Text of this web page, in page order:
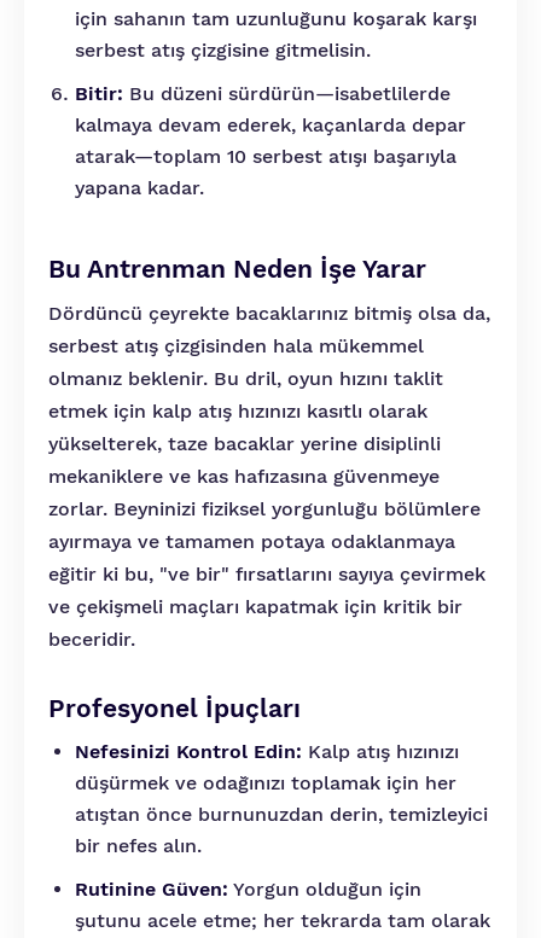
için sahanın tam uzunluğunu koşarak karşı
serbest atış çizgisine gitmelisin.
Bitir: Bu düzeni sürdürün—isabetlilerde
kalmaya devam ederek, kaçanlarda depar
atarak—toplam 10 serbest atışı başarıyla
yapana kadar.
Bu Antrenman Neden İşe Yarar
Dördüncü çeyrekte bacaklarınız bitmiş olsa da,
serbest atış çizgisinden hala mükemmel
olmanız beklenir. Bu dril, oyun hızını taklit
etmek için kalp atış hızınızı kasıtlı olarak
yükselterek, taze bacaklar yerine disiplinli
mekaniklere ve kas hafızasına güvenmeye
zorlar. Beyninizi fiziksel yorgunluğu bölümlere
ayırmaya ve tamamen potaya odaklanmaya
eğitir ki bu, "ve bir" fırsatlarını sayıya çevirmek
ve çekişmeli maçları kapatmak için kritik bir
beceridir.
Profesyonel İpuçları
Nefesinizi Kontrol Edin: Kalp atış hızınızı
düşürmek ve odağınızı toplamak için her
atıştan önce burnunuzdan derin, temizleyici
bir nefes alın.
Rutinine Güven: Yorgun olduğun için
şutunu acele etme; her tekrarda tam olarak